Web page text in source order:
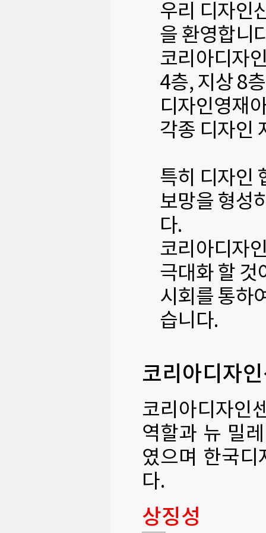
우리 디자인
을 환영합니
코리아디자
4층, 지상 8
디자인영재
각종 디자인
특히 디자인
보망을 형성
다.
코리아디자
극대화 할 것
시회를 통하
습니다.
코리아디자
코리아디자인
역할과 뉴 밀
였으며 한국디
다.
상징성